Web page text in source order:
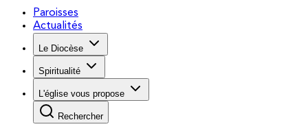
Paroisses
Actualités
Le Diocèse
Spiritualité
L'église vous propose
Rechercher